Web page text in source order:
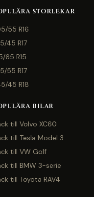
storlekar
55 R16
45 R17
65 R15
55 R17
45 R18
bilar
till Volvo XC60
till Tesla Model 3
till VW Golf
till BMW 3-serie
till Toyota RAV4